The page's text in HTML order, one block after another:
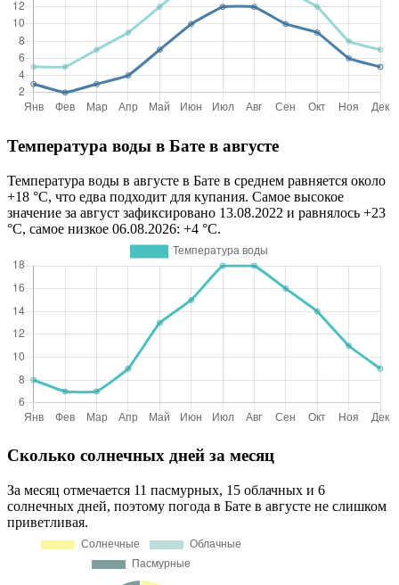
Температура воды в Бате в августе
Температура воды в августе в Бате в среднем равняется около
+18 °C, что едва подходит для купания. Самое высокое
значение за август зафиксировано 13.08.2022 и равнялось +23
°C, самое низкое 06.08.2026: +4 °C.
Сколько солнечных дней за месяц
За месяц отмечается 11 пасмурных, 15 облачных и 6
солнечных дней, поэтому погода в Бате в августе не слишком
приветливая.